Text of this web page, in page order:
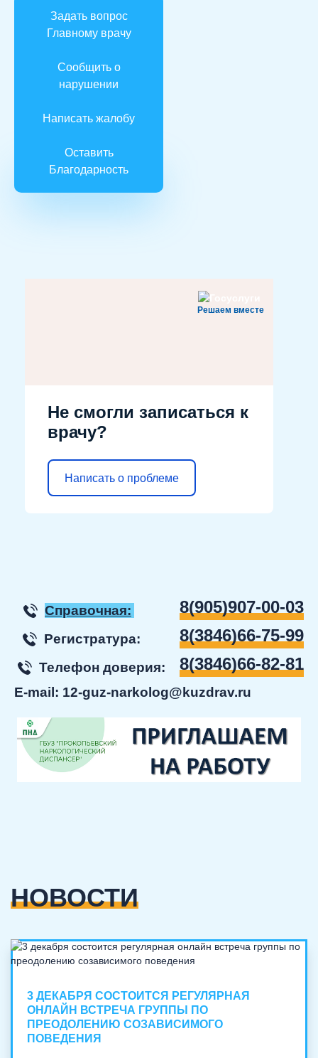
Задать вопрос
Главному врачу
Сообщить о
нарушении
Написать жалобу
Оставить
Благодарность
Решаем вместе
Не смогли записаться к
врачу?
Написать о проблеме
Справочная: 8(905)907-00-03
Регистратура: 8(3846)66-75-99
Телефон доверия: 8(3846)66-82-81
E-mail: 12-guz-narkolog@kuzdrav.ru
НОВОСТИ
3 ДЕКАБРЯ СОСТОИТСЯ РЕГУЛЯРНАЯ
ОНЛАЙН ВСТРЕЧА ГРУППЫ ПО
ПРЕОДОЛЕНИЮ СОЗАВИСИМОГО
ПОВЕДЕНИЯ